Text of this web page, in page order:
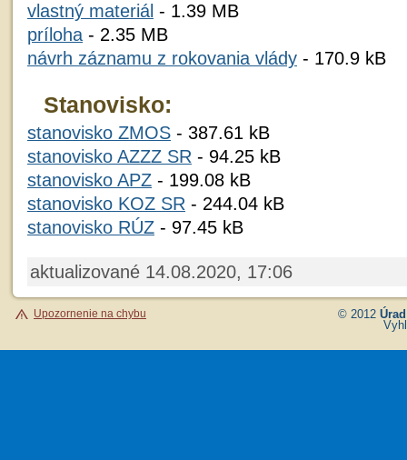
vlastný materiál - 1.39 MB
príloha - 2.35 MB
návrh záznamu z rokovania vlády - 170.9 kB
Stanovisko:
stanovisko ZMOS - 387.61 kB
stanovisko AZZZ SR - 94.25 kB
stanovisko APZ - 199.08 kB
stanovisko KOZ SR - 244.04 kB
stanovisko RÚZ - 97.45 kB
aktualizované 14.08.2020, 17:06
Upozornenie na chybu © 2012